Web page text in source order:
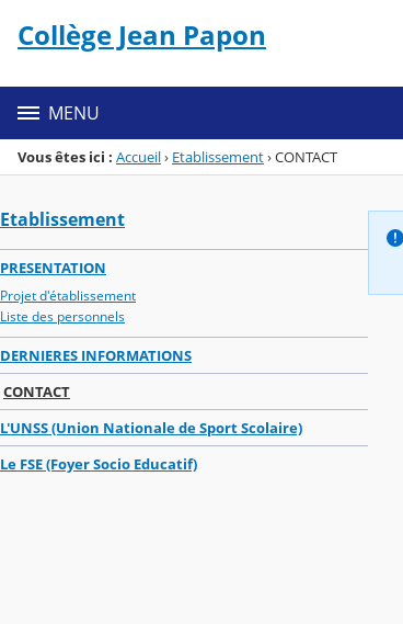
Menu de la rubrique
Contenu
Collège Jean Papon
MENU
Vous êtes ici : Accueil› Etablissement›CONTACT
Etablissement
PRESENTATION
Projet d'établissement
Liste des personnels
DERNIERES INFORMATIONS
CONTACT
L'UNSS (Union Nationale de Sport Scolaire)
Le FSE (Foyer Socio Educatif)